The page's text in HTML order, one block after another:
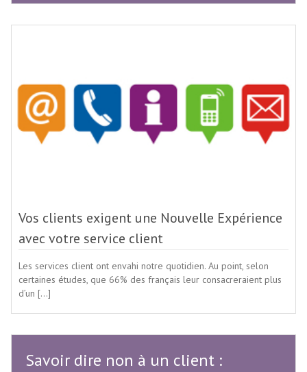
Vos clients exigent une Nouvelle Expérience
avec votre service client
Les services client ont envahi notre quotidien. Au point, selon
certaines études, que 66% des français leur consacreraient plus
d’un […]
Savoir dire non à un client :